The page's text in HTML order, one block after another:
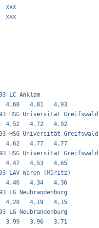
xxx
xxx
xxx
93 LC Anklam
4,68   4,81   4,93
HSG Universität
4,52   4,72   4,92
HSG Universität
4,62   4,77   4,77
93 HSG Universität
4,47   4,53   4,65
LAV Waren
4,46   4,34   4,36
LG
4,28   4,19   4,15
93 LG
3,99   3,96   3,71